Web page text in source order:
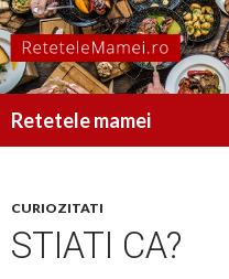
Retetele mamei
CURIOZITATI
STIATI CA?